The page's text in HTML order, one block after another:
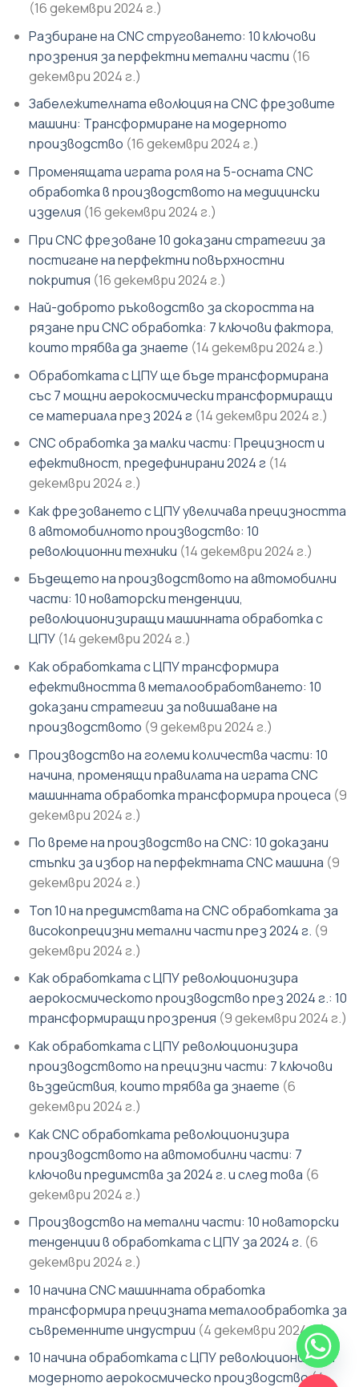
(16 декември 2024 г.)
Разбиране на CNC струговането: 10 ключови
прозрения за перфектни метални части (16
декември 2024 г.)
Забележителната еволюция на CNC фрезовите
машини: Трансформиране на модерното
производство (16 декември 2024 г.)
Променящата играта роля на 5-осната CNC
обработка в производството на медицински
изделия (16 декември 2024 г.)
При CNC фрезоване 10 доказани стратегии за
постигане на перфектни повърхностни
покрития (16 декември 2024 г.)
Най-доброто ръководство за скоростта на
рязане при CNC обработка: 7 ключови фактора,
които трябва да знаете (14 декември 2024 г.)
Обработката с ЦПУ ще бъде трансформирана
със 7 мощни аерокосмически трансформиращи
се материала през 2024 г (14 декември 2024 г.)
CNC обработка за малки части: Прецизност и
ефективност, предефинирани 2024 г (14
декември 2024 г.)
Как фрезоването с ЦПУ увеличава прецизността
в автомобилното производство: 10
революционни техники (14 декември 2024 г.)
Бъдещето на производството на автомобилни
части: 10 новаторски тенденции,
революционизиращи машинната обработка с
ЦПУ (14 декември 2024 г.)
Как обработката с ЦПУ трансформира
ефективността в металообработването: 10
доказани стратегии за повишаване на
производството (9 декември 2024 г.)
Производство на големи количества части: 10
начина, променящи правилата на играта CNC
машинната обработка трансформира процеса (9
декември 2024 г.)
По време на производство на CNC: 10 доказани
стъпки за избор на перфектната CNC машина (9
декември 2024 г.)
Топ 10 на предимствата на CNC обработката за
високопрецизни метални части през 2024 г. (9
декември 2024 г.)
Как обработката с ЦПУ революционизира
аерокосмическото производство през 2024 г.: 10
трансформиращи прозрения (9 декември 2024 г.)
Как обработката с ЦПУ революционизира
производството на прецизни части: 7 ключови
въздействия, които трябва да знаете (6
декември 2024 г.)
Как CNC обработката революционизира
производството на автомобилни части: 7
ключови предимства за 2024 г. и след това (6
декември 2024 г.)
Производство на метални части: 10 новаторски
тенденции в обработката с ЦПУ за 2024 г. (6
декември 2024 г.)
10 начина CNC машинната обработка
трансформира прецизната металообработка за
съвременните индустрии (4 декември 2024 г.)
10 начина обработката с ЦПУ революционизира
модерното аерокосмическо производство(4
НА
CHATY